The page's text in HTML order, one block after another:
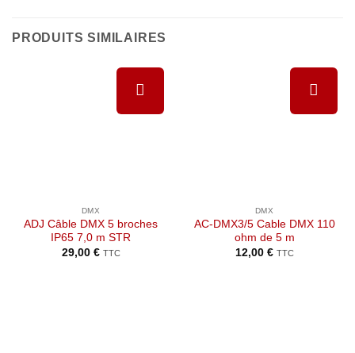
PRODUITS SIMILAIRES
DMX
ADJ Câble DMX 5 broches
IP65 7,0 m STR
29,00 € TTC
DMX
AC-DMX3/5 Cable DMX 110
ohm de 5 m
12,00 € TTC